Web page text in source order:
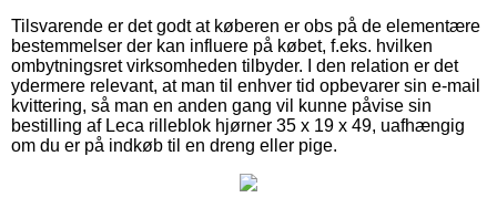
Tilsvarende er det godt at køberen er obs på de elementære
bestemmelser der kan influere på købet, f.eks. hvilken
ombytningsret virksomheden tilbyder. I den relation er det
ydermere relevant, at man til enhver tid opbevarer sin e-mail
kvittering, så man en anden gang vil kunne påvise sin
bestilling af Leca rilleblok hjørner 35 x 19 x 49, uafhængig
om du er på indkøb til en dreng eller pige.